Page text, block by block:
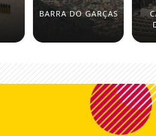
BARRA DO GARÇAS